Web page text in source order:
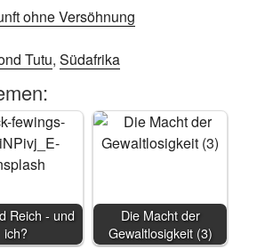
ohne Versöhnung
Tutu, Südafrika
Reich - und
ich?
Die Macht der
Gewaltlosigkeit (3)